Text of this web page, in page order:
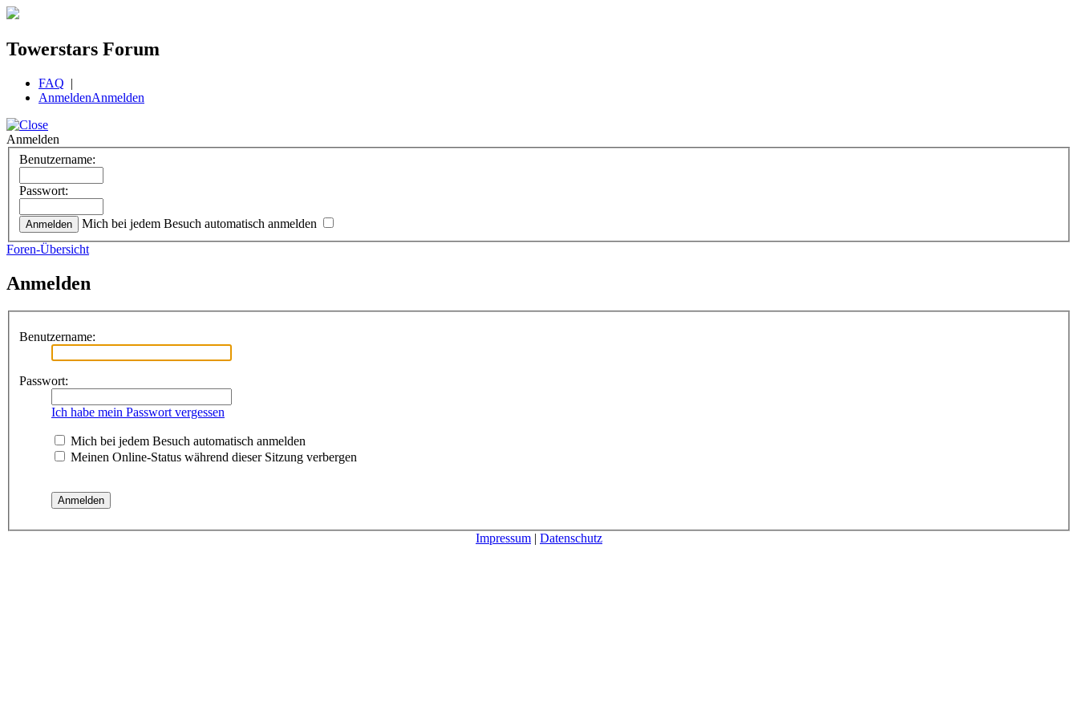
Towerstars Forum
FAQ |
AnmeldenAnmelden
Anmelden
Benutzername:
Passwort:
Mich bei jedem Besuch automatisch anmelden
Foren-Übersicht
Anmelden
Benutzername:
Passwort:
Ich habe mein Passwort vergessen
Mich bei jedem Besuch automatisch anmelden
Meinen Online-Status während dieser Sitzung verbergen
Impressum | Datenschutz